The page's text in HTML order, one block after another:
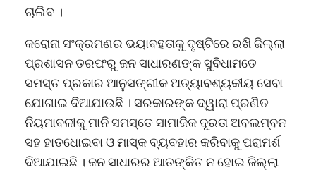
ଚାଲିବ ।
କରୋନା ସଂକ୍ରମଣର ଭୟାବହତାକୁ ଦୃଷ୍ଟିରେ ରଖି ଜିଲ୍ଲା
ପ୍ରଶାସନ ତରଫରୁ ଜନ ସାଧାରଣଙ୍କ ସୁବିଧାମତେ
ସମସ୍ତ ପ୍ରକାର ଆନୁସଙ୍ଗୀକ ଅତ୍ୟାବଶ୍ୟକୀୟ ସେବା
ଯୋଗାଇ ଦିଆଯାଉଛି । ସରକାରଙ୍କ ଦ୍ୱାରା ପ୍ରଣିତ
ନିୟମାବଳୀକୁ ମାନି ସମସ୍ତେ ସାମାଜିକ ଦୂରତା ଅବଲମ୍ବନ
ସହ ହାତଧୋଇବା ଓ ମାସ୍କ ବ୍ୟବହାର କରିବାକୁ ପରାମର୍ଶ
ଦିଆଯାଇଛି । ଜନ ସାଧାରର ଆତଙ୍କିତ ନ ହୋଇ ଜିଲ୍ଲା